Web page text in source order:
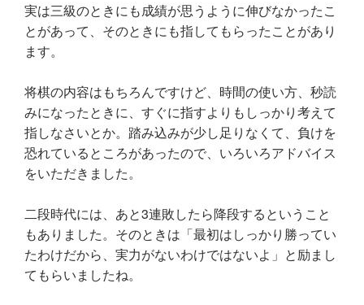
実は三級のときにも成績が思うように伸びなかったこ
とがあって、そのときにも指してもらったことがあり
ます。
将棋の内容はもちろんですけど、時間の使い方、秒読
みになったときに、すぐに指すよりもしっかり考えて
指しなさいとか。踏み込みが少し足りなくて、負けを
恐れているところがあったので、いろいろアドバイス
をいただきました。
二段時代には、あと3連敗したら降段するということ
もありました。そのときは「最初はしっかり勝ってい
たわけだから、実力がないわけではないよ」と励まし
てもらいましたね。